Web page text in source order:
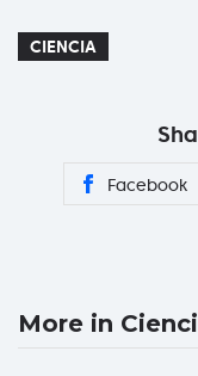
CIENCIA
Facebook
More in